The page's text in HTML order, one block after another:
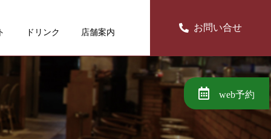
ドリンク 店舗案内 お問い合せ
web予約